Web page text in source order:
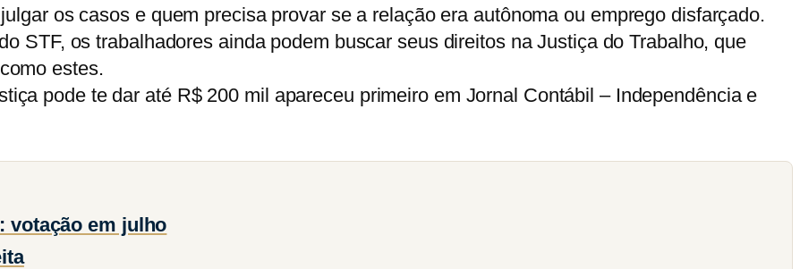
os casos e quem precisa provar se a relação era autônoma ou emprego disfarçado.
STF, os trabalhadores ainda podem buscar seus direitos na Justiça do Trabalho, que
estes.
pode te dar até R$ 200 mil apareceu primeiro em Jornal Contábil – Independência e
votação em julho